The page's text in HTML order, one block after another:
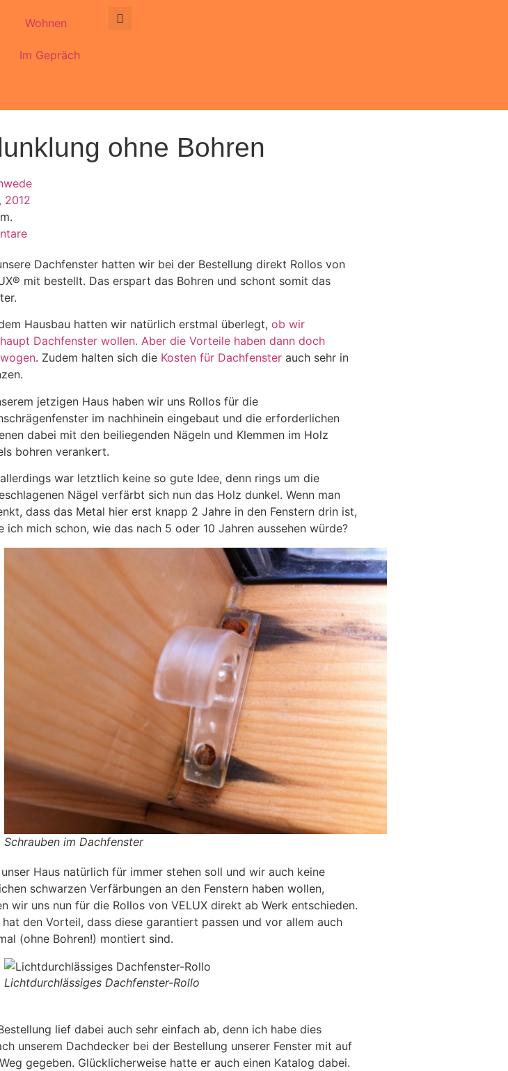
Wohnen
Im Gepräch
ohne Bohren
2012
Dachfenster hatten wir bei der Bestellung direkt Rollos von
mit bestellt. Das erspart das Bohren und schont somit das
Hausbau hatten wir natürlich erstmal überlegt, ob wir
Dachfenster wollen. Aber die Vorteile haben dann doch
. Zudem halten sich die Kosten für Dachfenster auch sehr in
jetzigen Haus haben wir uns Rollos für die
im nachhinein eingebaut und die erforderlichen
dabei mit den beiliegenden Nägeln und Klemmen im Holz
bohren verankert.
war letztlich keine so gute Idee, denn rings um die
Nägel verfärbt sich nun das Holz dunkel. Wenn man
dass das Metal hier erst knapp 2 Jahre in den Fenstern drin ist,
ich mich schon, wie das nach 5 oder 10 Jahren aussehen würde?
Schrauben im Dachfenster
Haus natürlich für immer stehen soll und wir auch keine
schwarzen Verfärbungen an den Fenstern haben wollen,
wir uns nun für die Rollos von VELUX direkt ab Werk entschieden.
hat den Vorteil, dass diese garantiert passen und vor allem auch
(ohne Bohren!) montiert sind.
Lichtdurchlässiges Dachfenster-Rollo
lief dabei auch sehr einfach ab, denn ich habe dies
unserem Dachdecker bei der Bestellung unserer Fenster mit auf
gegeben. Glücklicherweise hatte er auch einen Katalog dabei.